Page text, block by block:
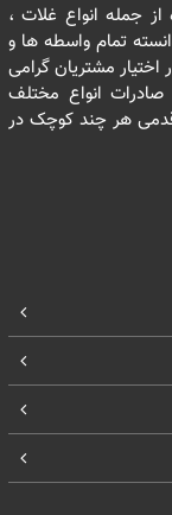
جمله انواع غلات ،
تمام واسطه ها و
مشتریان گرامی
انواع مختلف
قدمی هر چند کوچک در